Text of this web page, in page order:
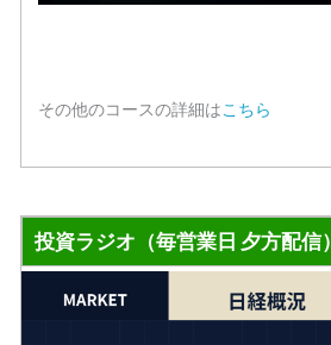
その他のコースの詳細はこちら
投資ラジオ（毎営業日 夕方配信）